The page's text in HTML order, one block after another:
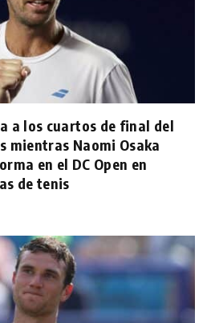
a los cuartos de final del
mientras Naomi Osaka
en el DC Open en
de tenis